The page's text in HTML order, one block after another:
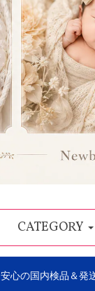
CATEGORY
安心の国内検品＆発